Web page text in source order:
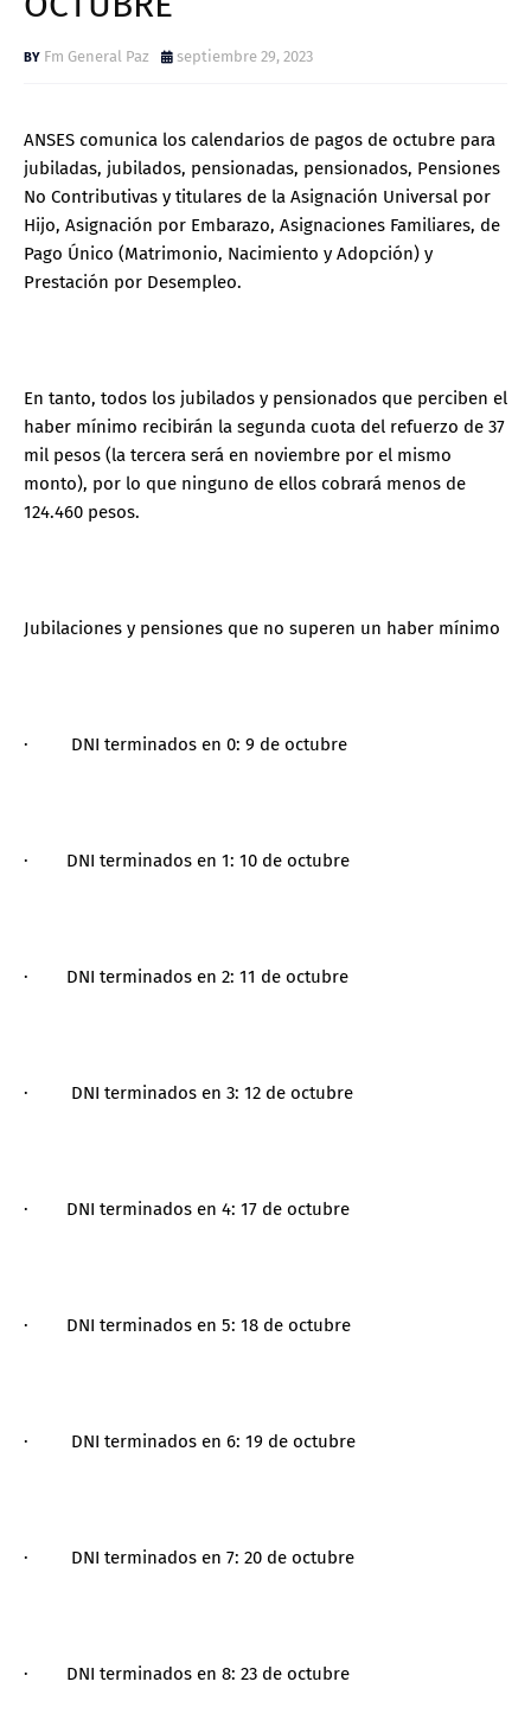
Fm General Paz septiembre 29, 2023
ANSES comunica los calendarios de pagos de octubre para
jubiladas, jubilados, pensionadas, pensionados, Pensiones
No Contributivas y titulares de la Asignación Universal por
Hijo, Asignación por Embarazo, Asignaciones Familiares, de
Pago Único (Matrimonio, Nacimiento y Adopción) y
Prestación por Desempleo.
En tanto, todos los jubilados y pensionados que perciben el
haber mínimo recibirán la segunda cuota del refuerzo de 37
mil pesos (la tercera será en noviembre por el mismo
monto), por lo que ninguno de ellos cobrará menos de
124.460 pesos.
Jubilaciones y pensiones que no superen un haber mínimo
· DNI terminados en 0: 9 de octubre
· DNI terminados en 1: 10 de octubre
· DNI terminados en 2: 11 de octubre
· DNI terminados en 3: 12 de octubre
· DNI terminados en 4: 17 de octubre
· DNI terminados en 5: 18 de octubre
· DNI terminados en 6: 19 de octubre
· DNI terminados en 7: 20 de octubre
· DNI terminados en 8: 23 de octubre